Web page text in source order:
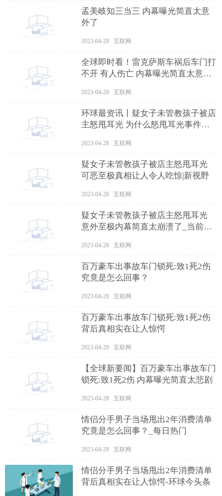
孟美岐知三当三 内幕曝光简直太意
外了
2023-04-28 互联网
全球即时看！雷克萨斯车祸后车门打
不开 有人伤亡 内幕曝光简直太意外
2023-04-28 互联网
环球最资讯丨疑女子未管教孩子被店
主怒甩耳光 为什么怒甩耳光事件始
2023-04-28 互联网
疑女子未管教孩子被店主怒甩耳光
可恶至极真相让人令人吃惊|新视野
2023-04-28 互联网
疑女子未管教孩子被店主怒甩耳光
意外至极内幕简直太崩溃了_当前资
2023-04-28 互联网
百万豪车出事故车门锁死:致1死2伤
究竟是怎么回事？
2023-04-28 互联网
百万豪车出事故车门锁死:致1死2伤
背后真相实在让人惊愕
2023-04-28 互联网
【全球新要闻】百万豪车出事故车门
锁死:致1死2伤 内幕曝光简直太悲剧
2023-04-28 互联网
情侣分手男子当场甩出2年消费清单
究竟是怎么回事？_每日热门
2023-04-28 互联网
情侣分手男子当场甩出2年消费清单
背后真相实在让人惊愕-环球今头条